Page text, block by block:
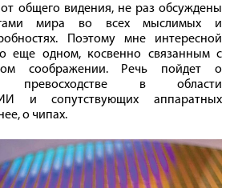
общего видения, не раз обсуждены
мира во всех мыслимых и
Поэтому мне интересной
о еще одном, косвенно связанным с
соображении. Речь пойдет о
превосходстве в области
и сопутствующих аппаратных
о чипах.